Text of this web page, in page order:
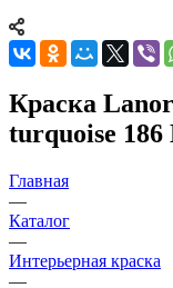
Краска
turquoise
Главная
—
Каталог
—
Интерьерная краска
—